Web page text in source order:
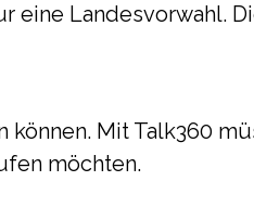
eine Landesvorwahl.
können. Mit Talk360
möchten.